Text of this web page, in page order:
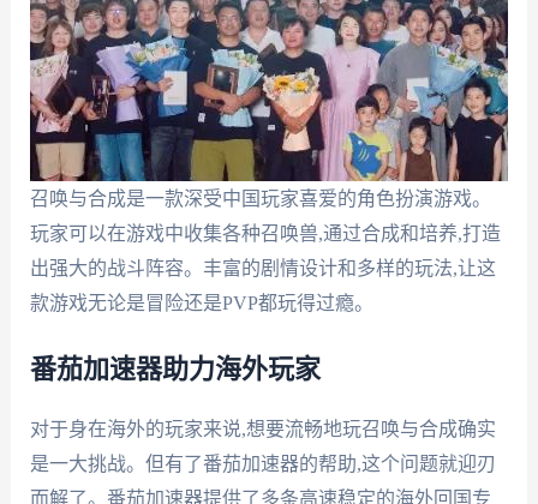
召唤与合成是一款深受中国玩家喜爱的角色扮演游戏。
玩家可以在游戏中收集各种召唤兽,通过合成和培养,打造
出强大的战斗阵容。丰富的剧情设计和多样的玩法,让这
款游戏无论是冒险还是PVP都玩得过瘾。
番茄加速器助力海外玩家
对于身在海外的玩家来说,想要流畅地玩召唤与合成确实
是一大挑战。但有了番茄加速器的帮助,这个问题就迎刃
而解了。番茄加速器提供了多条高速稳定的海外回国专